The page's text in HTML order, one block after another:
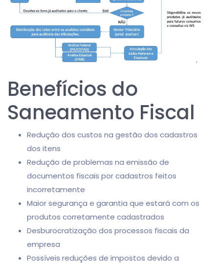
Benefícios do
Saneamento Fiscal
Redução dos custos na gestão dos cadastros
dos itens
Redução de problemas na emissão de
documentos fiscais por cadastros feitos
incorretamente
Maior segurança e garantia que estará com os
produtos corretamente cadastrados
Desburocratização dos processos fiscais da
empresa
Possíveis reduções de impostos devido a